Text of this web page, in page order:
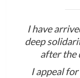
I have
deep
after the
I appeal